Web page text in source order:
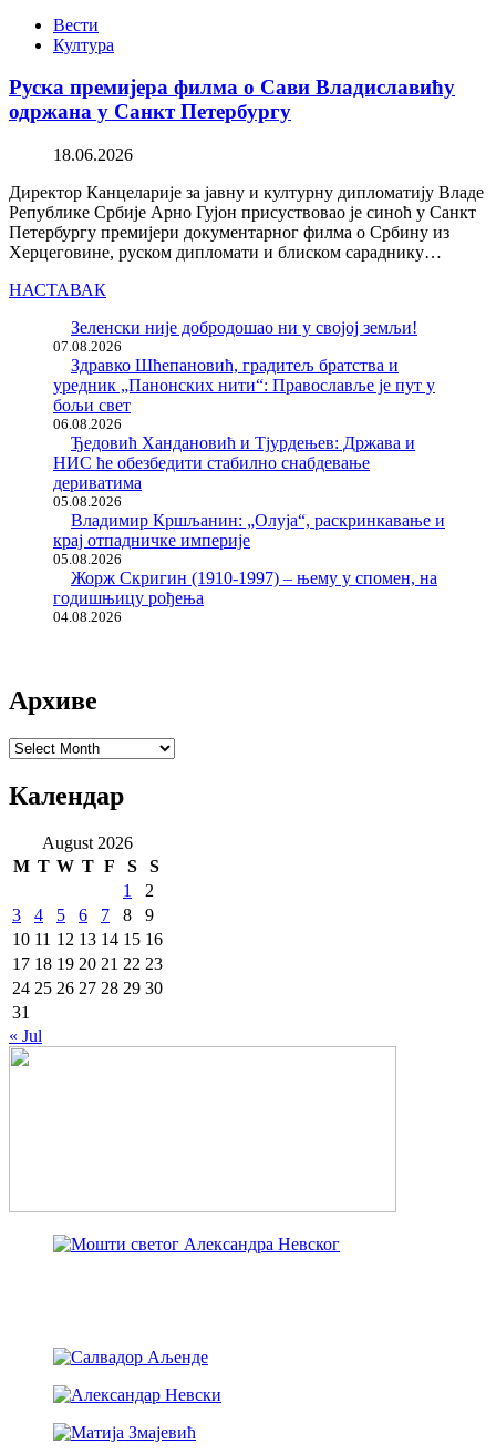
Вести
Култура
Руска премијера филма о Сави Владиславићу
одржана у Санкт Петербургу
18.06.2026
Директор Канцеларије за јавну и културну дипломатију Владе
Републике Србије Арно Гујон присуствовао је синоћ у Санкт
Петербургу премијери документарног филма о Србину из
Херцеговине, руском дипломати и блиском сараднику…
НАСТАВАК
Зеленски није добродошао ни у својој земљи!
07.08.2026
Здравко Шћепановић, градитељ братства и
уредник „Панонских нити“: Православље је пут у
бољи свет
06.08.2026
Ђедовић Хандановић и Тјурдењев: Држава и
НИС ће обезбедити стабилно снабдевање
дериватима
05.08.2026
Владимир Кршљанин: „Олуја“, раскринкавање и
крај отпадничке империје
05.08.2026
Жорж Скригин (1910-1997) – њему у спомен, на
годишњицу рођења
04.08.2026
Архиве
Архиве
Календар
August 2026
M T W T F S
S
1
2
3
4 5 6 7 8
9
10 11 12 13 14 15 16
17 18 19 20 21 22 23
24 25 26 27 28 29 30
31
« Jul